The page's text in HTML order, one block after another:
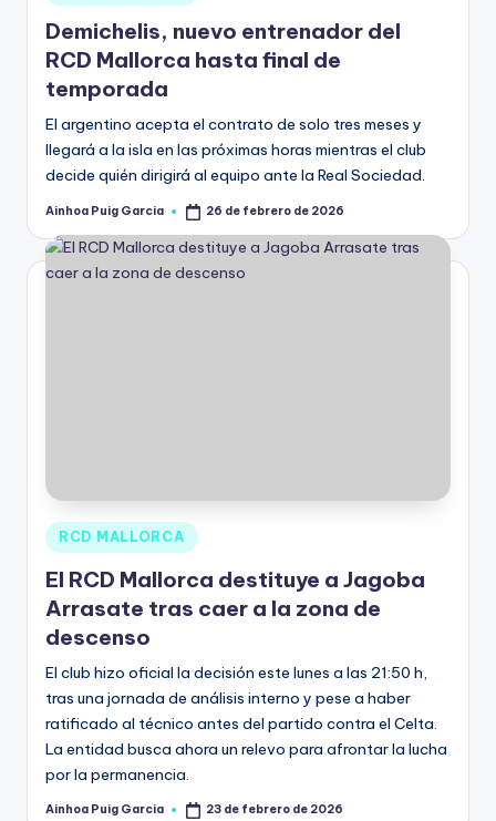
Demichelis, nuevo entrenador del
RCD Mallorca hasta final de
temporada
El argentino acepta el contrato de solo tres meses y
llegará a la isla en las próximas horas mientras el club
decide quién dirigirá al equipo ante la Real Sociedad.
Ainhoa Puig Garcia 26 de febrero de 2026
RCD MALLORCA
El RCD Mallorca destituye a Jagoba
Arrasate tras caer a la zona de
descenso
El club hizo oficial la decisión este lunes a las 21:50 h,
tras una jornada de análisis interno y pese a haber
ratificado al técnico antes del partido contra el Celta.
La entidad busca ahora un relevo para afrontar la lucha
por la permanencia.
Ainhoa Puig Garcia 23 de febrero de 2026